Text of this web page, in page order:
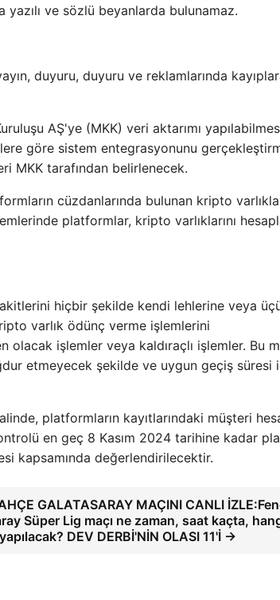
ve sözlü beyanlarda bulunamaz.
duyuru, duyuru ve reklamlarında
AŞ'ye (MKK) veri aktarımı
göre sistem entegrasyonunu
MKK tarafından belirlenecek.
cüzdanlarında bulunan kripto
platformlar, kripto varlıklarını
hiçbir şekilde kendi lehlerine veya
varlık ödünç verme işlemlerini
işlemler veya kaldıraçlı işlemler. Bu
etmeyecek şekilde ve uygun geçiş süresi
platformların kayıtlarındaki müşteri
en geç 8 Kasım 2024 tarihine kadar
kapsamında değerlendirilecektir.
GALATASARAY MAÇINI CANLI
Süper Lig maçı ne zaman, saat kaçta,
DEV DERBİ'NİN OLASI 11'İ →